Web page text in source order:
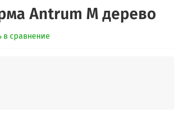
Antrum M дерево
в сравнение